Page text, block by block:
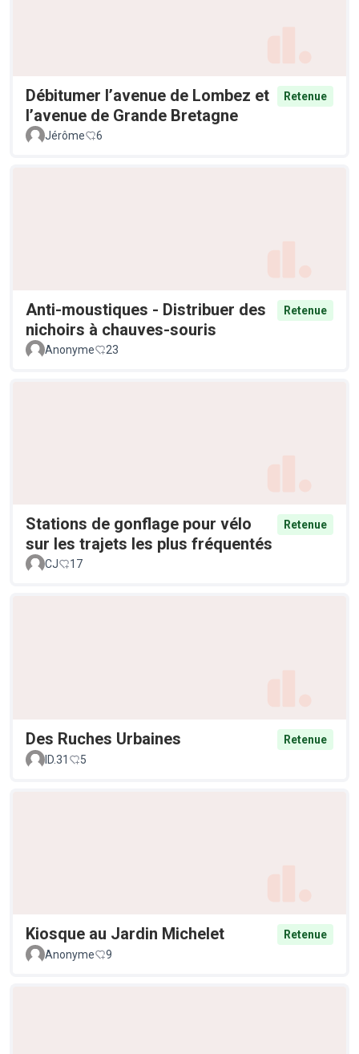
Débitumer l’avenue de Lombez et
l’avenue de Grande Bretagne
Retenue
Jérôme 6
Anti-moustiques - Distribuer des
nichoirs à chauves-souris
Retenue
Anonyme 23
Stations de gonflage pour vélo
sur les trajets les plus fréquentés
Retenue
CJ 17
Des Ruches Urbaines
Retenue
ID.31
5
Kiosque au Jardin Michelet
Retenue
Anonyme
9